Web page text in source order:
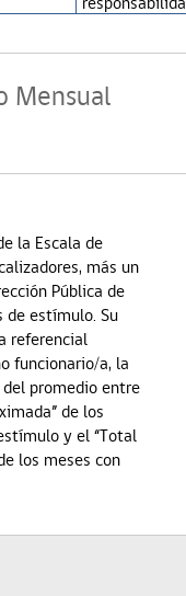
Mensual
la Escala de
más un
Pública de
de estímulo. Su
referencial
funcionario/a, la
promedio entre
de los
y el “Total
los meses con